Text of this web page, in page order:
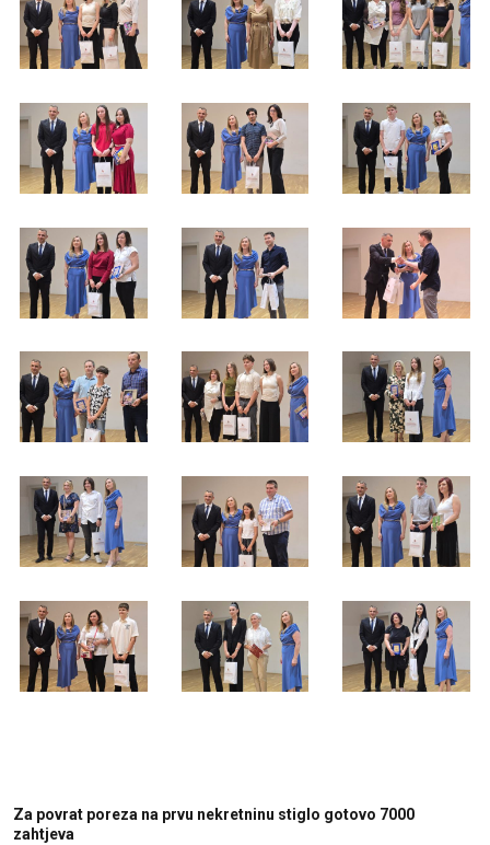
Za povrat poreza na prvu nekretninu stiglo gotovo 7000
zahtjeva